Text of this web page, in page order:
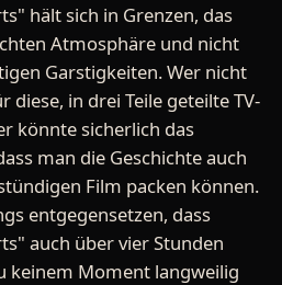
hält sich in Grenzen, das
Atmosphäre und nicht
Garstigkeiten. Wer nicht
diese, in drei Teile geteilte TV-
könnte sicherlich das
man die Geschichte auch
Film packen können.
entgegensetzen, dass
auch über vier Stunden
keinem Moment langweilig